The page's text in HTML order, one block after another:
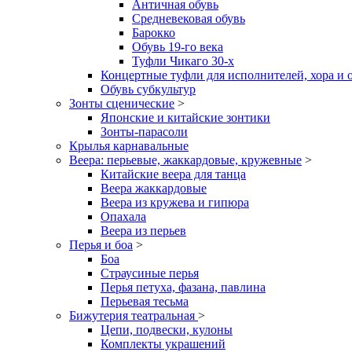
Античная обувь
Средневековая обувь
Барокко
Обувь 19-го века
Туфли Чикаго 30-х
Концертные туфли для исполнителей, хора и
Обувь субкультур
Зонты сценические >
Японские и китайские зонтики
Зонты-парасоли
Крылья карнавальные
Веера: перьевые, жаккардовые, кружевные >
Китайские веера для танца
Веера жаккардовые
Веера из кружева и гипюра
Опахала
Веера из перьев
Перья и боа >
Боа
Страусиные перья
Перья петуха, фазана, павлина
Перьевая тесьма
Бижутерия театральная >
Цепи, подвески, кулоны
Комплекты украшений